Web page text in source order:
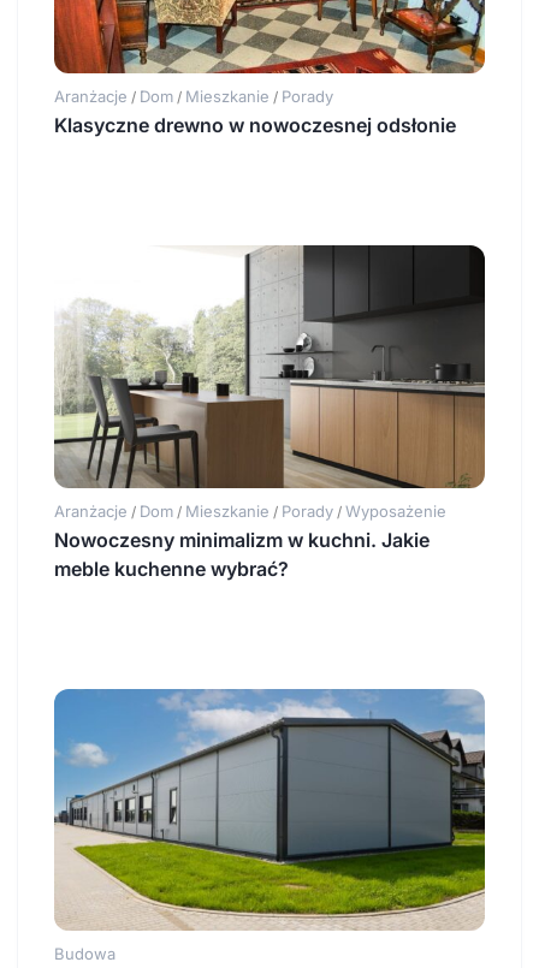
Aranżacje / Dom / Mieszkanie / Porady
Klasyczne drewno w nowoczesnej odsłonie
Aranżacje / Dom / Mieszkanie / Porady / Wyposażenie
Nowoczesny minimalizm w kuchni. Jakie
meble kuchenne wybrać?
Budowa